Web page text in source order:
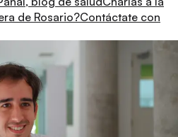
de Rosario?Contáctate con